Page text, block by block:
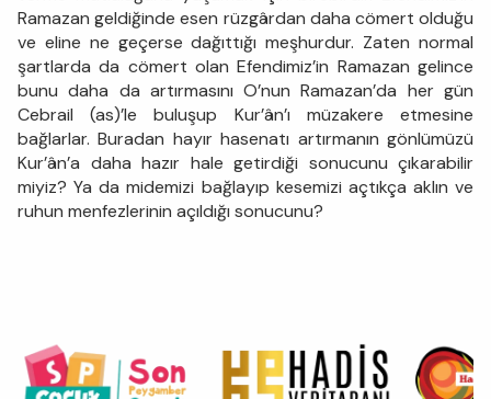
Ramazan geldiğinde esen rüzgârdan daha cömert olduğu
ve eline ne geçerse dağıttığı meşhurdur. Zaten normal
şartlarda da cömert olan Efendimiz’in Ramazan gelince
bunu daha da artırmasını O’nun Ramazan’da her gün
Cebrail (as)’le buluşup Kur’ân’ı müzakere etmesine
bağlarlar. Buradan hayır hasenatı artırmanın gönlümüzü
Kur’ân’a daha hazır hale getirdiği sonucunu çıkarabilir
miyiz? Ya da midemizi bağlayıp kesemizi açtıkça aklın ve
ruhun menfezlerinin açıldığı sonucunu?